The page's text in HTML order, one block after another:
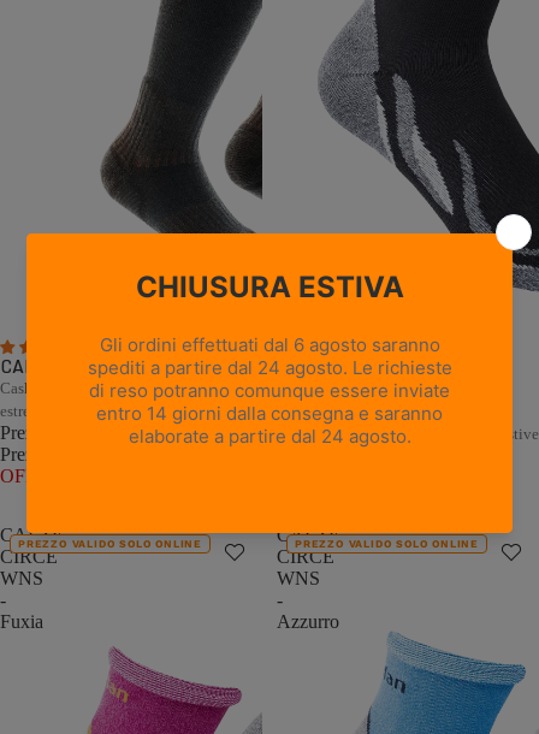
5 recensioni
CALZE PEAK - Nero
Cashmere e Merino per il freddo
estremo
Prezzo promozionale €22,00
Prezzo di listino
OFF)
1 recensione
CALZE CIRCE WNS - Nero
Comfort naturale per le escursioni estive
CALZE
CIRCE
WNS
-
Fuxia
PREZZO VALIDO SOLO ONLINE
CALZE
CIRCE
WNS
-
Azzurro
PREZZO VALIDO SOLO ONLINE